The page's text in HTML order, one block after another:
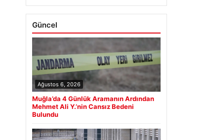
Güncel
Ağustos 6, 2026
Muğla’da 4 Günlük Aramanın Ardından
Mehmet Ali Y.’nin Cansız Bedeni
Bulundu